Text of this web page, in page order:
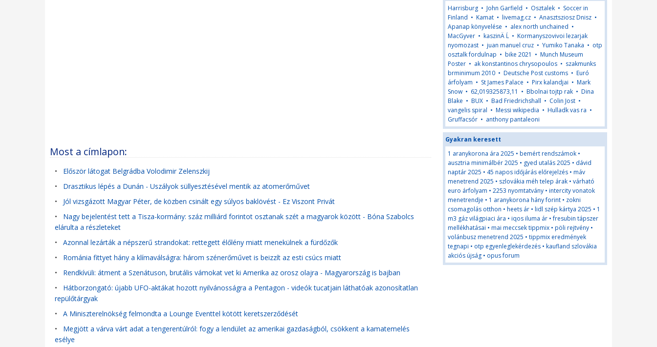
Most a címlapon:
• Először látogat Belgrádba Volodimir Zelenszkij
• Drasztikus lépés a Dunán - Uszályok süllyesztésével mentik az atomerőművet
• Jól vizsgázott Magyar Péter, de közben csinált egy súlyos baklövést - Ez Viszont Privát
• Nagy bejelentést tett a Tisza-kormány: száz milliárd forintot osztanak szét a magyarok között - Bóna Szabolcs
elárulta a részleteket
• Azonnal lezárták a népszerű strandokat: rettegett élőlény miatt menekülnek a fürdőzők
• Románia fittyet hány a klímaválságra: három szénerőművet is beizzít az esti csúcs miatt
• Rendkívüli: átment a Szenátuson, brutális vámokat vet ki Amerika az orosz olajra - Magyarország is bajban
• Hátborzongató: újabb UFO-aktákat hozott nyilvánosságra a Pentagon - videók tucatjain láthatóak azonosítatlan
repülőtárgyak
• A Miniszterelnökség felmondta a Lounge Eventtel kötött keretszerződését
• Megjött a várva várt adat a tengerentúlról: fogy a lendület az amerikai gazdaságból, csökkent a kamatemelés
esélye
Harrisburg • John Garfield • Osztalek • Soccer in
Finland • Kamat • livemag.cz • Anasztsziosz Dnisz •
Apanap könyvelése • alex north unchained •
MacGyver • kaszinÄ Ĺ • Kormanyszovivoi lezarjak
nyomozast • juan manuel cruz • Yumiko Tanaka • otp
osztalk fordulnap • bike 2021 • Munch Museum
Poster • ak konstantinos chrysopoulos • szakmunks
brminimum 2010 • Deutsche Post customs • Euró
árfolyam • St James Palace • Pirx kalandjai • Mark
Snow • 62,019325873,11 • Bbolnai tojtp rak • Dina
Blake • BUX • Bad Friedrichshall • Colin Jost •
vangelis spiral • Messi wikipedia • Hulladk vas ra •
Gruffacsór • anthony pantaleoni
Gyakran keresett
1 aranykorona ára 2025 • bemért rendszámok •
ausztria minimálbér 2025 • gyed utalás 2025 • dávid
naptár 2025 • 45 napos időjárás előrejelzés • máv
menetrend 2025 • szlovákia méh telep árak • várható
euro árfolyam • 2253 nyomtatvány • intercity vonatok
menetrendje • 1 aranykorona hány forint • zokni
csomagolás otthon • heets ár • lidl szép kártya 2025 • 1
m3 gáz világpiaci ára • iqos iluma ár •fresubin tápszer
mellékhatásai • mai meccsek tippmix • pöli rejtvény •
volánbusz menetrend 2025 • tippmix eredmények
tegnapi • otp egyenleglekérdezés • kaufland szlovákia
akciós újság • opus forum